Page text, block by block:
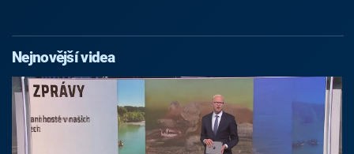
Nejnovější videa